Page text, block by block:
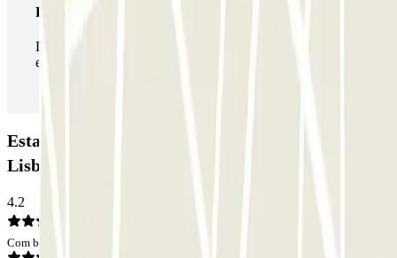
Passe ilimitado
Durante a sua estadia, pode entrar e sair do parque de
estacionamento as vezes que quiser.
Estacionamento Airpark - Valet - Aeroporto
Lisboa - indoor: Opiniões
4.2
Com base em 15 opiniões